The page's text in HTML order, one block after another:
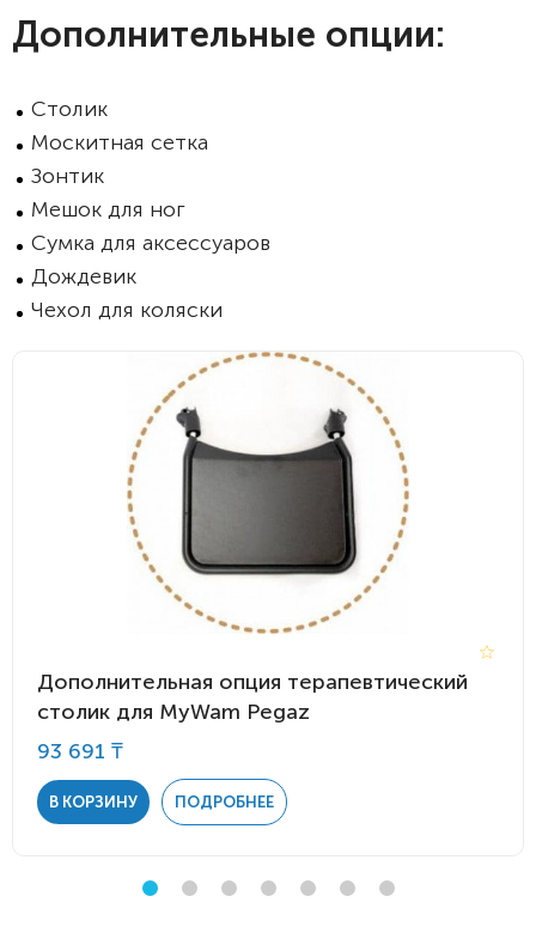
Дополнительные опции:
Столик
Москитная сетка
Зонтик
Мешок для ног
Сумка для аксессуаров
Дождевик
Чехол для коляски
Дополнительная опция терапевтический
столик для MyWam Pegaz
93 691 ₸
В КОРЗИНУ ПОДРОБНЕЕ